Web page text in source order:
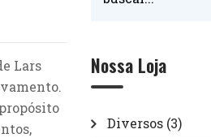
Lars
Nossa Loja
Diversos (3)